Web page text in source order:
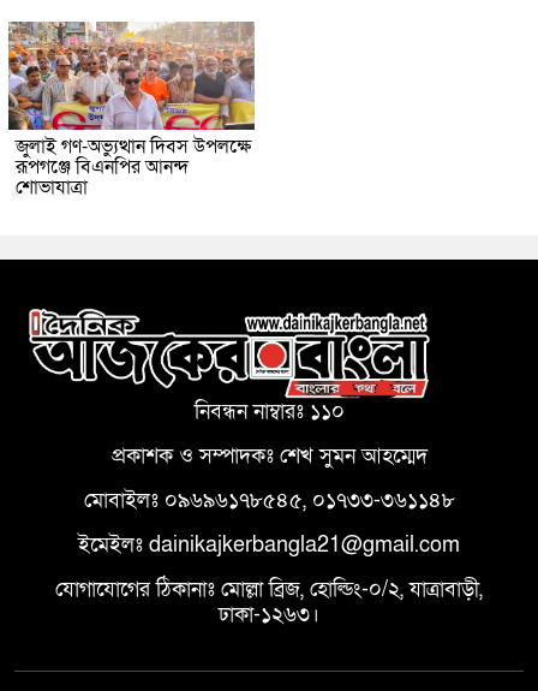
জুলাই গণ-অভ্যুত্থান দিবস উপলক্ষে
রূপগঞ্জে বিএনপির আনন্দ
শোভাযাত্রা
নিবন্ধন নাম্বারঃ ১১০
প্রকাশক ও সম্পাদকঃ শেখ সুমন আহম্মেদ
মোবাইলঃ ০৯৬৯৬১৭৮৫৪৫, ০১৭৩৩-৩৬১১৪৮
ইমেইলঃ dainikajkerbangla21@gmail.com
যোগাযোগের ঠিকানাঃ মোল্লা ব্রিজ, হোল্ডিং-০/২, যাত্রাবাড়ী,
ঢাকা-১২৬৩।